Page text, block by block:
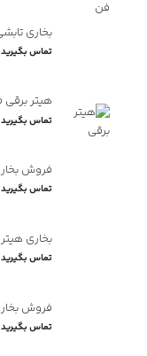
بخاری
تماس بگیرید
هیتر برقی
تماس بگیرید
فروش
تماس بگیرید
بخاری هیتر برقی فن
تماس بگیرید
فروش
تماس بگیرید